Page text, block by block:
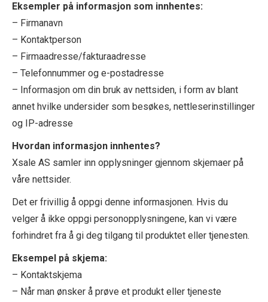
Eksempler på informasjon som innhentes:
– Firmanavn
– Kontaktperson
– Firmaadresse/fakturaadresse
– Telefonnummer og e-postadresse
– Informasjon om din bruk av nettsiden, i form av blant
annet hvilke undersider som besøkes, nettleserinstillinger
og IP-adresse
Hvordan informasjon innhentes?
Xsale AS samler inn opplysninger gjennom skjemaer på
våre nettsider.
Det er frivillig å oppgi denne informasjonen. Hvis du
velger å ikke oppgi personopplysningene, kan vi være
forhindret fra å gi deg tilgang til produktet eller tjenesten.
Eksempel på skjema:
– Kontaktskjema
– Når man ønsker å prøve et produkt eller tjeneste